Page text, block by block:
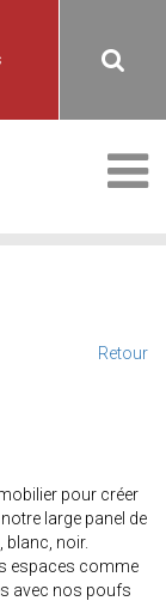
Retour
pour créer
large panel de
blanc, noir.
espaces comme
avec nos poufs